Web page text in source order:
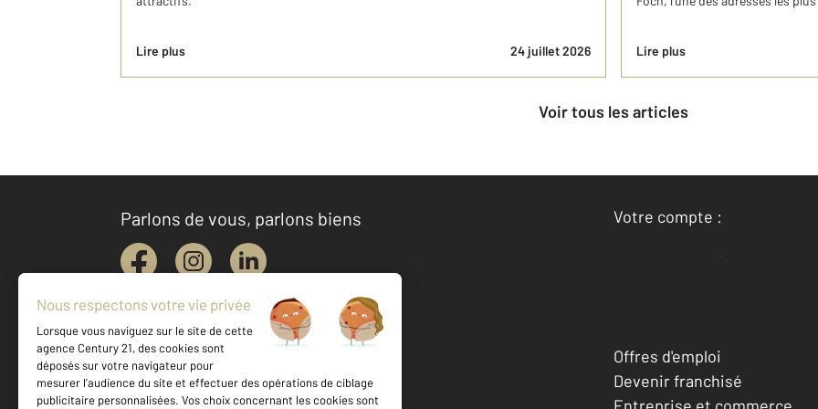
Lire plus 24 juillet 2026 Lire plus
Voir tous les articles
Parlons de vous, parlons biens
Votre compte :
Accéder à mon compte
Offres d'emploi
Devenir franchisé
Entreprise et commerce